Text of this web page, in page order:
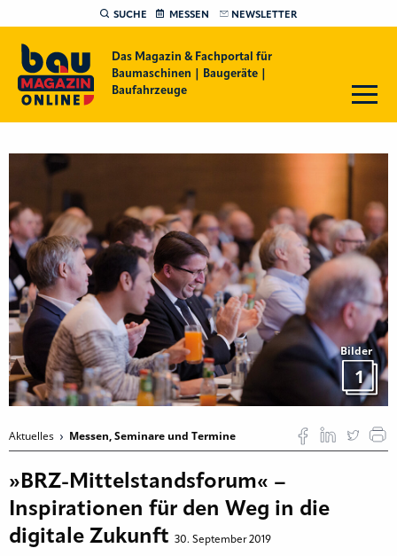
SUCHE MESSEN NEWSLETTER
Das Magazin & Fachportal für
Baumaschinen | Baugeräte |
Baufahrzeuge
Bilder
1
Aktuelles Messen, Seminare und Termine
»BRZ-Mittelstandsforum« –
Inspirationen für den Weg in die
digitale Zukunft 30. September 2019